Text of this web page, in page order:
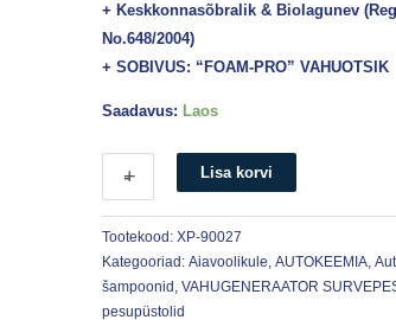
+ Keskkonnasõbralik & Biolagunev
No.648/2004)
+ SOBIVUS: “FOAM-PRO” VAHUOTSIK
Saadavus: Laos
-
+ Lisa korvi
Tootekood:XP-90027
Kategooriad:Aiavoolikule ,AUTOKEEMIA ,
šampoonid ,VAHUGENERAATOR
pesupüstolid